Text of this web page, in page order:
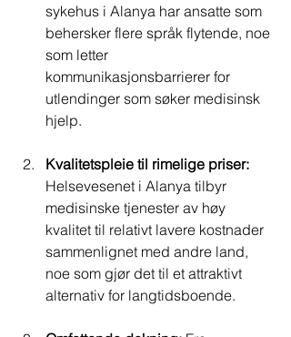
sykehus i Alanya har ansatte som
behersker flere språk flytende, noe
som letter
kommunikasjonsbarrierer for
utlendinger som søker medisinsk
hjelp.
Kvalitetspleie til rimelige priser:
Helsevesenet i Alanya tilbyr
medisinske tjenester av høy
kvalitet til relativt lavere kostnader
sammenlignet med andre land,
noe som gjør det til et attraktivt
alternativ for langtidsboende.